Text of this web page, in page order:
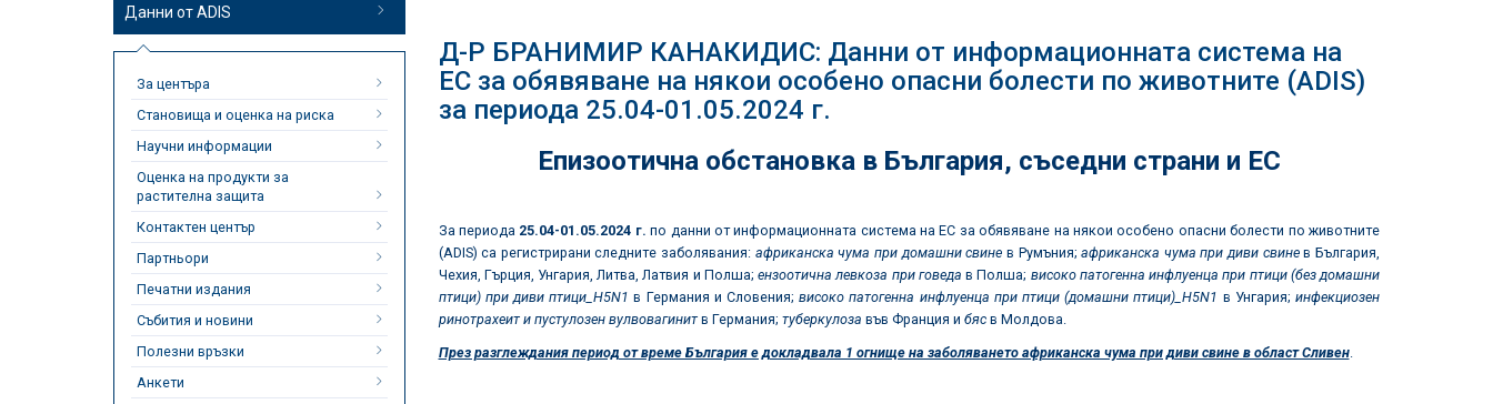
Данни от ADIS
За центъра
Становища и оценка на риска
Научни информации
Оценка на продукти за
растителна защита
Контактен център
Партньори
Печатни издания
Събития и новини
Полезни връзки
Анкети
Д-Р БРАНИМИР КАНАКИДИС: Данни от информационната система на
ЕС за обявяване на някои особено опасни болести по животните (ADIS)
за периода 25.04-01.05.2024 г.
Епизоотична обстановка в България, съседни страни и ЕС
За периода 25.04-01.05.2024 г.по данни от информационната система на ЕС за обявяване на някои особено опасни болести по животните
(ADIS) са регистрирани следните заболявания: африканска чума при домашни свине в Румъния;африканска чума при диви свинев България,
Чехия, Гърция, Унгария, Литва, Латвия и Полша;ензоотична левкоза при говеда в Полша; високо патогенна инфлуенца при птици (без домашни
птици) при диви птици_H5N1 в Германия и Словения;високо патогенна инфлуенца при птици (домашни птици)_H5N1 в Унгария;инфекциозен
ринотрахеит и пустулозен вулвовагинитв Германия; туберкулоза във Франция и бясв Молдова.
През разглеждания период от време България е докладвала 1 огнище на заболяването африканска чума при диви свине в област Сливен.